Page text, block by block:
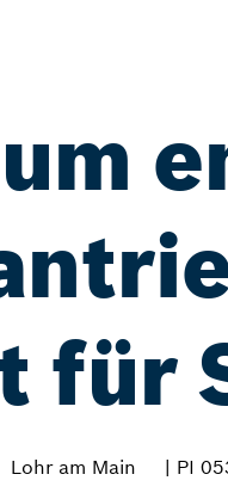
für
Lohr am Main | PI